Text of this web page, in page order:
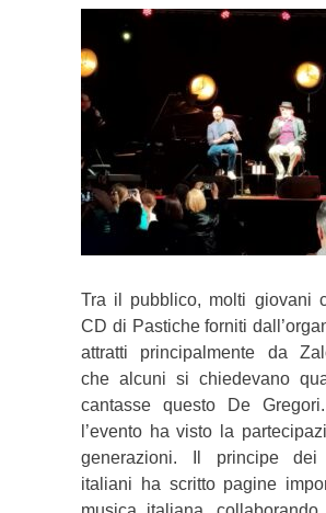
Tra il pubblico, molti giovani
CD di Pastiche forniti
attratti principalmente da
che alcuni si chiedevano
cantasse questo De
l’evento ha visto la
generazioni. Il principe dei
italiani ha scritto pagine